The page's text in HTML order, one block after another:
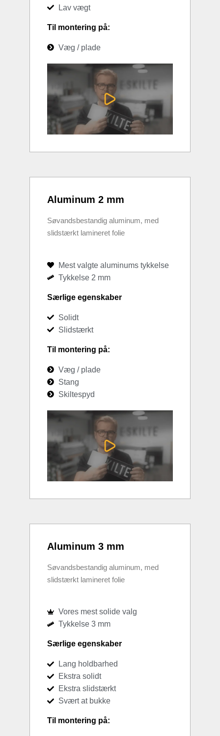
Lav vægt
Til montering på:
Væg / plade
Aluminum 2 mm
Søvandsbestandig aluminum, med
slidstærkt lamineret folie
Mest valgte aluminums tykkelse
Tykkelse 2 mm
Særlige egenskaber
Solidt
Slidstærkt
Til montering på:
Væg / plade
Stang
Skiltespyd
Aluminum 3 mm
Søvandsbestandig aluminum, med
slidstærkt lamineret folie
Vores mest solide valg
Tykkelse 3 mm
Særlige egenskaber
Lang holdbarhed
Ekstra solidt
Ekstra slidstærkt
Svært at bukke
Til montering på: